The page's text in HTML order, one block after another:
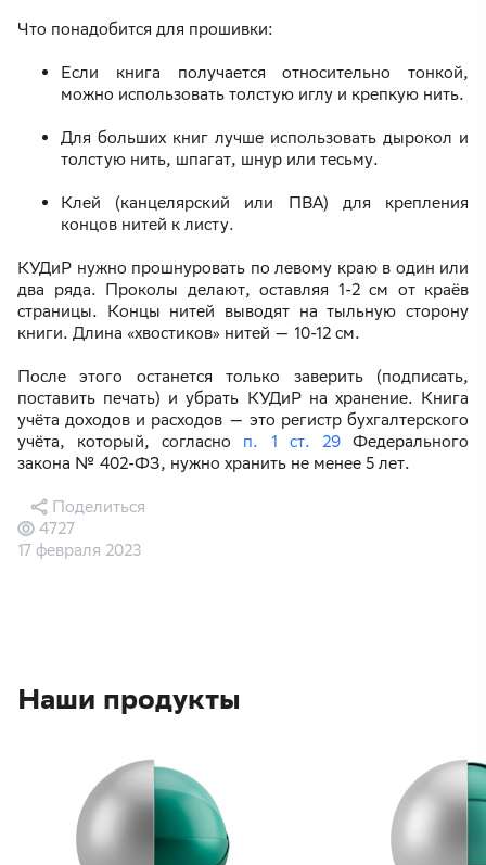
Что понадобится для прошивки:
Если книга получается относительно тонкой,
можно использовать толстую иглу и крепкую нить.
Для больших книг лучше использовать дырокол и
толстую нить, шпагат, шнур или тесьму.
Клей (канцелярский или ПВА) для крепления
концов нитей к листу.
КУДиР нужно прошнуровать по левому краю в один или
два ряда. Проколы делают, оставляя 1-2 см от краёв
страницы. Концы нитей выводят на тыльную сторону
книги. Длина «хвостиков» нитей — 10-12 см.
После этого останется только заверить (подписать,
поставить печать) и убрать КУДиР на хранение. Книга
учёта доходов и расходов — это регистр бухгалтерского
учёта, который, согласно п. 1 ст. 29Федерального
закона № 402-ФЗ, нужно хранить не менее 5 лет.
17 февраля 2023
4727
Поделиться
Наши продукты